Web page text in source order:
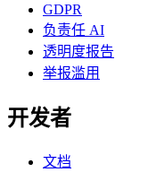
GDPR
负责任 AI
透明度报告
举报滥用
开发者
文档